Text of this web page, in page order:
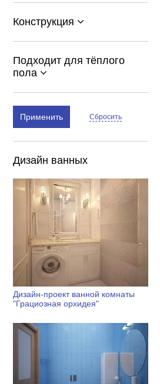
Конструкция
Подходит для тёплого
пола
Применить Сбросить
Дизайн ванных
Дизайн-проект ванной комнаты
"Грациозная орхидея"